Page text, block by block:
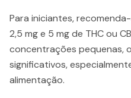
Para iniciantes,
2,5 mg e 5 mg de THC ou
concentrações pequenas,
significativos,
alimentação.